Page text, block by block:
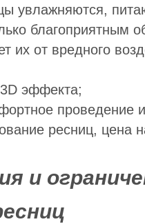
увлажняются,
благоприятным
их от вредного
эффекта;
проведение
ресниц, цена
и